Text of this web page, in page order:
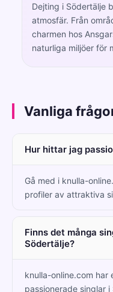
Dejting i Södertälje
atmosfär. Från
charmen hos
naturliga miljöer för
Vanliga
Hur hittar jag
Gå med i knulla-
profiler av attraktiva
Finns det många
Södertälje?
knulla-online.com
passionerade singlar